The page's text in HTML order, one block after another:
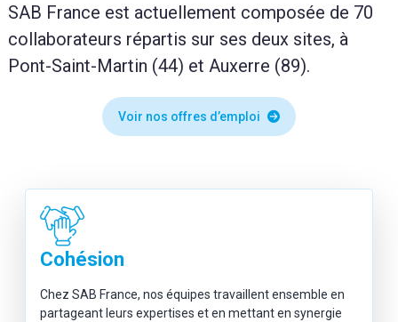
SAB France est actuellement composée de 70
collaborateurs répartis sur ses deux sites, à
Pont-Saint-Martin (44) et Auxerre (89).
Voir nos offres d’emploi
Cohésion
Chez SAB France, nos équipes travaillent ensemble en
partageant leurs expertises et en mettant en synergie